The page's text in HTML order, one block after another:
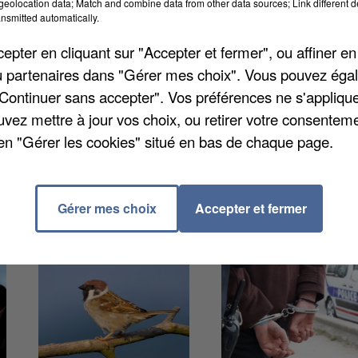
chez les habitants du département. Pour
avons consulté les données du service statistique
s'est améliorée ces derniers mois. Il y a eu
et juin 2025. C'est moins que les 4.800 entre
data; Match and combine data from other data sources; Link different
automatically.
en cliquant sur "Accepter et fermer", ou affiner
partenaires dans "Gérer mes choix". Vous pouvez
sans accepter". Vos préférences ne
mettre à jour vos choix, ou retirer votre
"Gérer les cookies" situé en bas de chaque page.
Gérer mes choix Accepter et fermer